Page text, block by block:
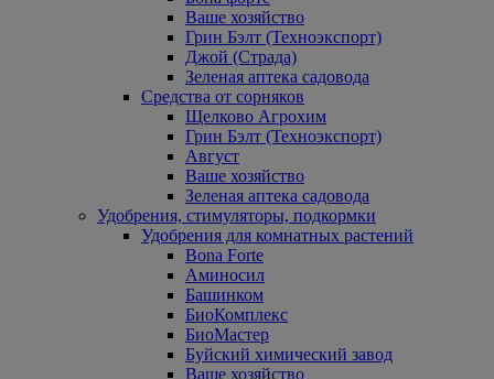
Ваше хозяйство
Грин Бэлт (Техноэкспорт)
Джой (Страда)
Зеленая аптека садовода
Средства от сорняков
Щелково Агрохим
Грин Бэлт (Техноэкспорт)
Август
Ваше хозяйство
Зеленая аптека садовода
Удобрения, стимуляторы, подкормки
Удобрения для комнатных растений
Bona Forte
Аминосил
Башинком
БиоКомплекс
БиоМастер
Буйский химический завод
Ваше хозяйство